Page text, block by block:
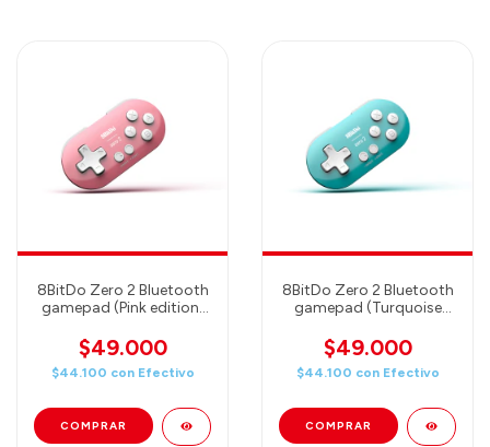
8BitDo Zero 2 Bluetooth
gamepad (Pink edition)
$49.000
$44.100 con Efectivo
8BitDo Zero 2 Bluetooth
gamepad (Turquoise
$49.000
$44.100 con Efectivo